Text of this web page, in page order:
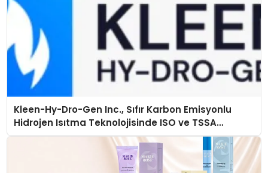
Kleen-Hy-Dro-Gen Inc., Sıfır Karbon Emisyonlu
Hidrojen Isıtma Teknolojisinde ISO ve TSSA
Düzenleyici Onaylarını Aldı